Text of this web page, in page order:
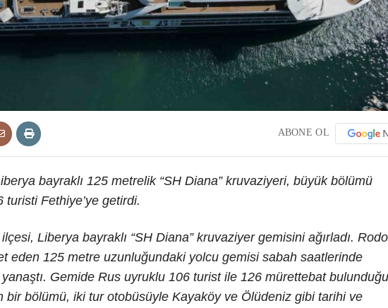
ABONE OL
bayraklı 125 metrelik “SH Diana” kruvaziyeri, büyük bölümü
Fethiye’ye getirdi.
Liberya bayraklı “SH Diana” kruvaziyer gemisini ağırladı.
eden 125 metre uzunluğundaki yolcu gemisi sabah saatlerinde
yanaştı. Gemide Rus uyruklu 106 turist ile 126 mürettebat bulunduğu
bir bölümü, iki tur otobüsüyle Kayaköy ve Ölüdeniz gibi tarihi ve